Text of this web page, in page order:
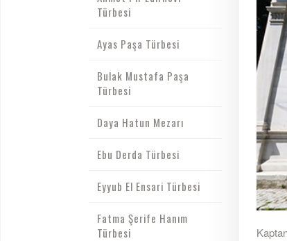
Türbesi
Ayas Paşa Türbesi
Bulak Mustafa Paşa
Türbesi
Daya Hatun Mezarı
Ebu Derda Türbesi
Eyyub El Ensari Türbesi
Fatma Şerife Hanım
Türbesi